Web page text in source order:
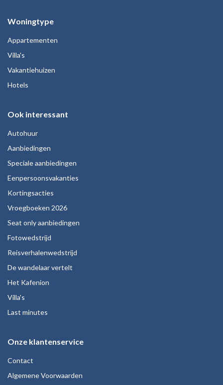
Woningtype
Appartementen
Villa's
Vakantiehuizen
Hotels
Ook interessant
Autohuur
Aanbiedingen
Speciale aanbiedingen
Eenpersoonsvakanties
Kortingsacties
Vroegboeken 2026
Seat only aanbiedingen
Fotowedstrijd
Reisverhalenwedstrijd
De wandelaar vertelt
Het Kafenion
Villa's
Last minutes
Onze klantenservice
Contact
Algemene Voorwaarden